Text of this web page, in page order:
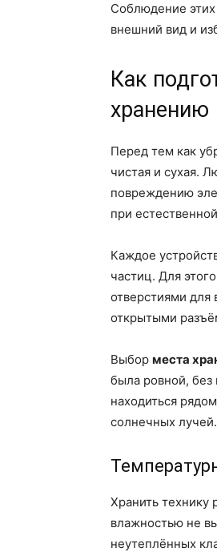
Соблюдение
внешний вид и
Как
хранению
Перед тем как
чистая и сухая.
повреждению
при естественной
Каждое
частиц. Для
отверстиями для
открытыми
Выбор места
была ровной,
находиться
солнечных лучей.
Хранить технику
влажностью не
неутеплённых